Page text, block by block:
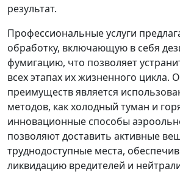
результат.
Профессиональные услуги
обработку, включающую в себя
фумигацию, что позволяет
всех этапах их жизненного цикла.
преимуществ является
методов, как холодный туман и
инновационные способы
позволяют доставить активные
труднодоступные места,
ликвидацию вредителей и